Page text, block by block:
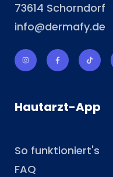
73614 Schorndorf
info@dermafy.de
Hautarzt-App
So funktioniert's
FAQ